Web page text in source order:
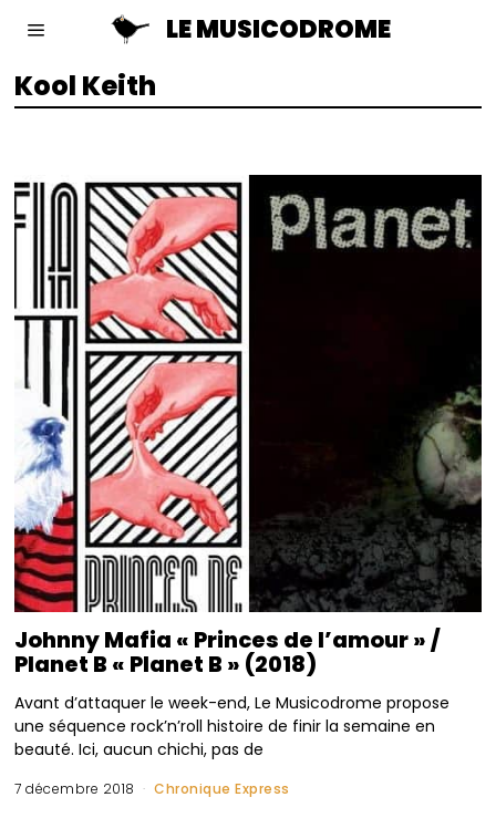
LE MUSICODROME
Kool Keith
Johnny Mafia « Princes de l’amour » /
Planet B « Planet B » (2018)
Avant d’attaquer le week-end, Le Musicodrome propose
une séquence rock’n’roll histoire de finir la semaine en
beauté. Ici, aucun chichi, pas de
7 décembre 2018 Chronique Express